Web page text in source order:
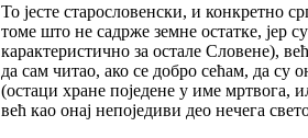
То јесте старословенски, и конкретно
томе што не садрже земне остатке, јер
карактеристично за остале Словене),
да сам читао, ако се добро сећам, да су
(остаци хране поједене у име мртвога,
већ као онај непоједиви део нечега